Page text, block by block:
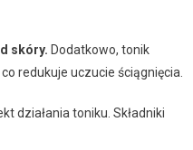
skóry. Dodatkowo, tonik
redukuje uczucie ściągnięcia.
działania toniku. Składniki